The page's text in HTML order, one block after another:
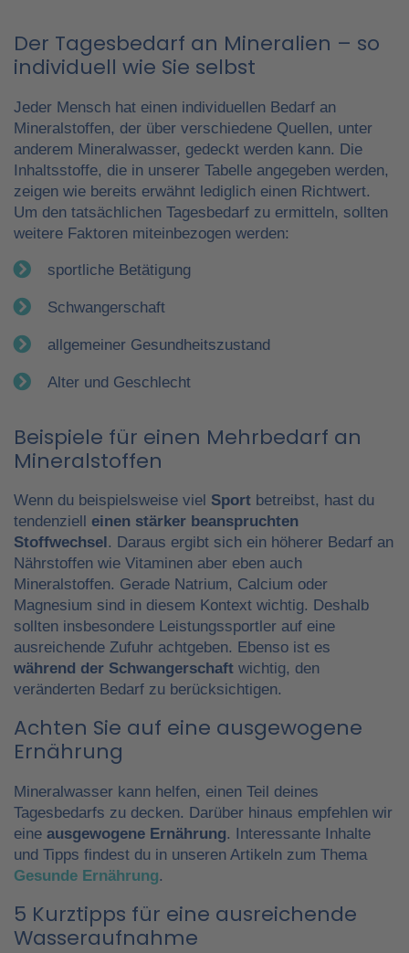
Der Tagesbedarf an Mineralien – so
individuell wie Sie selbst
Jeder Mensch hat einen individuellen Bedarf an
Mineralstoffen, der über verschiedene Quellen, unter
anderem Mineralwasser, gedeckt werden kann. Die
Inhaltsstoffe, die in unserer Tabelle angegeben werden,
zeigen wie bereits erwähnt lediglich einen Richtwert.
Um den tatsächlichen Tagesbedarf zu ermitteln, sollten
weitere Faktoren miteinbezogen werden:
sportliche Betätigung
Schwangerschaft
allgemeiner Gesundheitszustand
Alter und Geschlecht
Beispiele für einen Mehrbedarf an
Mineralstoffen
Wenn du beispielsweise viel Sport betreibst, hast du
tendenziell einen stärker beanspruchten
Stoffwechsel. Daraus ergibt sich ein höherer Bedarf an
Nährstoffen wie Vitaminen aber eben auch
Mineralstoffen. Gerade Natrium, Calcium oder
Magnesium sind in diesem Kontext wichtig. Deshalb
sollten insbesondere Leistungssportler auf eine
ausreichende Zufuhr achtgeben. Ebenso ist es
während der Schwangerschaft wichtig, den
veränderten Bedarf zu berücksichtigen.
Achten Sie auf eine ausgewogene
Ernährung
Mineralwasser kann helfen, einen Teil deines
Tagesbedarfs zu decken. Darüber hinaus empfehlen wir
eine ausgewogene Ernährung. Interessante Inhalte
und Tipps findest du in unseren Artikeln zum Thema
Gesunde Ernährung.
5 Kurztipps für eine ausreichende
Wasseraufnahme